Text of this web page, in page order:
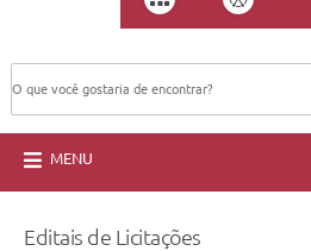
MENU
Editais de Licitações